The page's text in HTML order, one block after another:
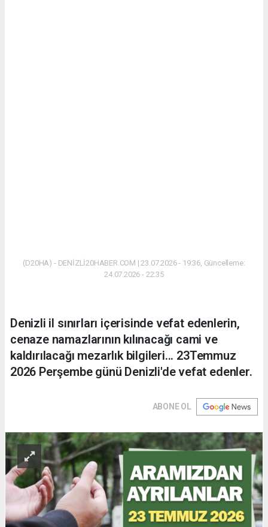
(D20HA) - DENİZLİ20HABER.COM | 23.07.2026 - 19:36, Güncelleme:
24.07.2026 - 22:35
Denizli il sınırları içerisinde vefat edenlerin,
cenaze namazlarının kılınacağı cami ve
kaldırılacağı mezarlık bilgileri... 23Temmuz
2026 Perşembe günü Denizli'de vefat edenler.
ABONE OL